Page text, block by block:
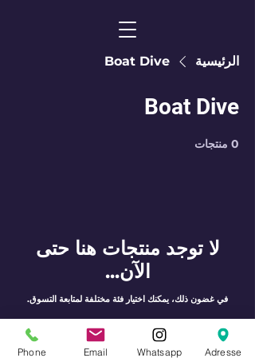
الرئيسية Boat Dive
Boat Dive
0 منتجات
لا توجد منتجات هنا حتى
الآن...
في غضون ذلك، يمكنك اختيار فئة مختلفة لمتابعة التسوق.
Phone Email Whatsapp Adresse